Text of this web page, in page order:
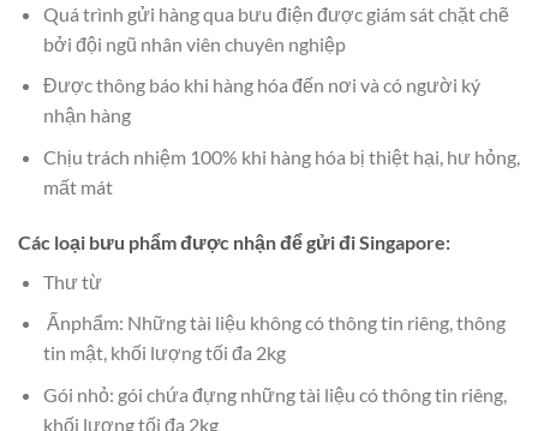
Quá trình gửi hàng qua bưu điện được giám sát chặt chẽ
bởi đội ngũ nhân viên chuyên nghiệp
Được thông báo khi hàng hóa đến nơi và có người ký
nhận hàng
Chịu trách nhiệm 100% khi hàng hóa bị thiệt hại, hư hỏng,
mất mát
Các loại bưu phẩm được nhận để gửi đi Singapore:
Thư từ
Ấnphẩm: Những tài liệu không có thông tin riêng, thông
tin mật, khối lượng tối đa 2kg
Gói nhỏ: gói chứa đựng những tài liệu có thông tin riêng,
khối lượng tối đa 2kg